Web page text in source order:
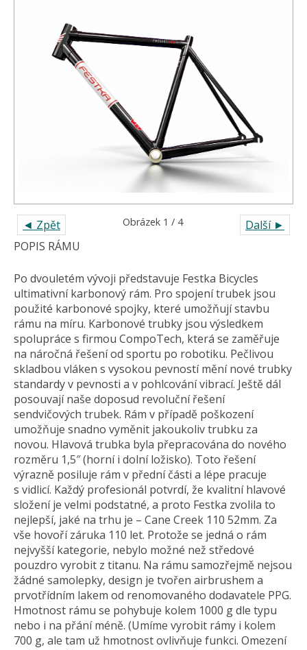
◄ Zpět Další ►
Obrázek 1 / 4
POPIS RÁMU
Po dvouletém vývoji představuje Festka Bicycles
ultimativní karbonový rám. Pro spojení trubek jsou
použité karbonové spojky, které umožňují stavbu
rámu na míru. Karbonové trubky jsou výsledkem
spolupráce s firmou CompoTech, která se zaměřuje
na náročná řešení od sportu po robotiku. Pečlivou
skladbou vláken s vysokou pevností mění nové trubky
standardy v pevnosti a v pohlcování vibrací. Ještě dál
posouvají naše doposud revoluční řešení
sendvičových trubek. Rám v případě poškození
umožňuje snadno vyměnit jakoukoliv trubku za
novou. Hlavová trubka byla přepracována do nového
rozměru 1,5″ (horní i dolní ložisko). Toto řešení
výrazně posiluje rám v přední části a lépe pracuje
s vidlicí. Každý profesionál potvrdí, že kvalitní hlavové
složení je velmi podstatné, a proto Festka zvolila to
nejlepší, jaké na trhu je – Cane Creek 110 52mm. Za
vše hovoří záruka 110 let. Protože se jedná o rám
nejvyšší kategorie, nebylo možné než středové
pouzdro vyrobit z titanu. Na rámu samozřejmě nejsou
žádné samolepky, design je tvořen airbrushem a
prvotřídním lakem od renomovaného dodavatele PPG.
Hmotnost rámu se pohybuje kolem 1000 g dle typu
nebo i na přání méně. (Umíme vyrobit rámy i kolem
700 g, ale tam už hmotnost ovlivňuje funkci. Omezení